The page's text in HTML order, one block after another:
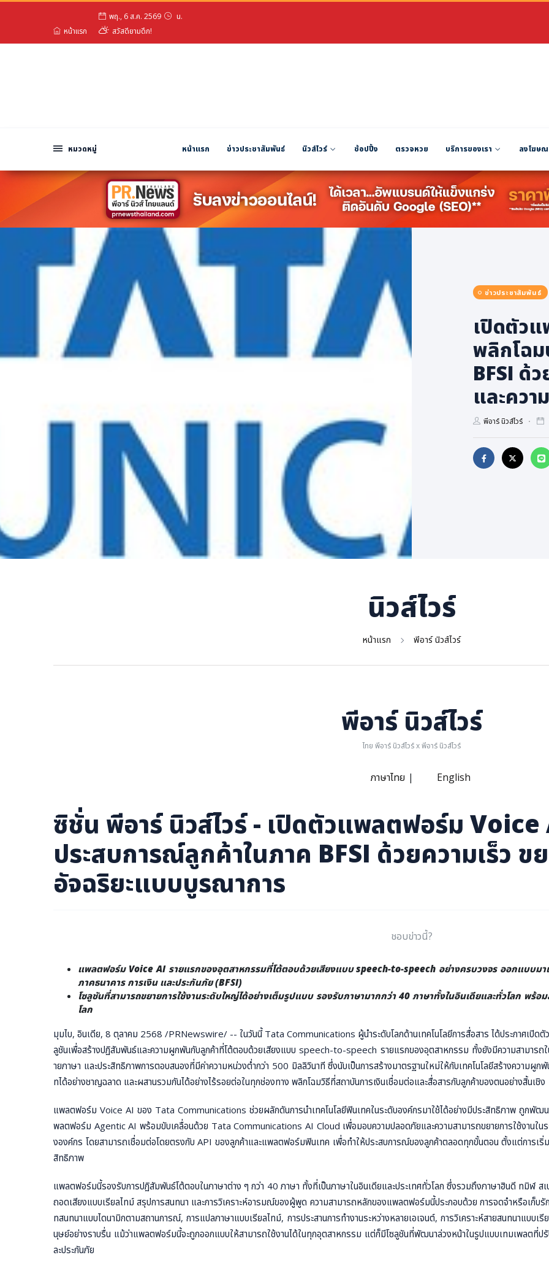
หมวดหมู่
นักแสดง, นักร้อง, โมเดล
อินฟลูเอนเซอร์
แฟชั่น
อาหาร, เครื่องดื่ม
โรงแรม, ที่พัก
สัตว์เลี้ยง
ศิลปะ, วัฒนธรรม
ศาสนา
พลังงาน, สิ่งแวดล้อม
ภาษาญี่ปุ่น
หน้าแรก
พฤ., 6 ส.ค. 2569
น.
สวัสดียามดึก!
หมวดหมู่ หน้าแรก ข่าวประชาสัมพันธ์ นิวส์ไวร์ ช้อปปิ้ง ตรวจหวย บริการของเรา ลงโฆษณ
ข่าวประชาสัมพันธ์
เปิดตัว
พลิกโฉม
BFSI ด้
และควา
พีอาร์ นิวส์ไวร์
นิวส์ไวร์
หน้าแรก พีอาร์ นิวส์ไวร์
พีอาร์ นิวส์ไวร์
ไทย พีอาร์ นิวส์ไวร์ x พีอาร์ นิวส์ไวร์
ภาษาไทย | English
ซิชั่น พีอาร์ นิวส์ไวร์ - เปิดตัวแพลตฟอร์ม Voice
ประสบการณ์ลูกค้าในภาค BFSI ด้วยความเร็ว ข
อัจฉริยะแบบบูรณาการ
ชอบข่าวนี้?
แพลตฟอร์ม Voice AI รายแรกของอุตสาหกรรมที่โต้ตอบด้วยเสียงแบบ speech-to-speech อย่างครบวงจร ออกแบบม
ภาคธนาคาร การเงิน และประกันภัย (BFSI)
โซลูชันที่สามารถขยายการใช้งานระดับใหญ่ได้อย่างเต็มรูปแบบ รองรับภาษามากกว่า 40 ภาษาทั้งในอินเดียและทั่วโลก พร้
โลก
มุมไบ, อินเดีย, 8 ตุลาคม 2568 /PRNewswire/ -- ในวันนี้ Tata Communications ผู้นำระดับโลกด้านเทคโนโลยีการสื่อสาร ได้ประกาศเปิ
ลูชันเพื่อสร้างปฏิสัมพันธ์และความผูกพันกับลูกค้าที่โต้ตอบด้วยเสียงแบบ speech-to-speech รายแรกของอุตสาหกรรม ทั้งยังมีความสามารถ
ายภาษา และประสิทธิภาพการตอบสนองที่มีค่าความหน่วงต่ำกว่า 500 มิลลิวินาที ซึ่งนับเป็นการสร้างมาตรฐานใหม่ให้กับเทคโนโลยีสร้างความผู
ทได้อย่างชาญฉลาด และผสานรวมกันได้อย่างไร้รอยต่อในทุกช่องทาง พลิกโฉมวิธีที่สถาบันการเงินเชื่อมต่อและสื่อสารกับลูกค้าของตนอย่างสิ้นเชิง
แพลตฟอร์ม Voice AI ของ Tata Communications ช่วยผลักดันการนำเทคโนโลยีฟินเทคในระดับองค์กรมาใช้ได้อย่างมีประสิทธิภาพ ถูกพัฒน
พลตฟอร์ม Agentic AI พร้อมขับเคลื่อนด้วย Tata Communications AI Cloud เพื่อมอบความปลอดภัยและความสามารถขยายการใช้งานใ
งองค์กร โดยสามารถเชื่อมต่อโดยตรงกับ API ของลูกค้าและแพลตฟอร์มฟินเทค เพื่อทำให้ประสบการณ์ของลูกค้าตลอดทุกขั้นตอน ตั้งแต่การเริ่
สิทธิภาพ
แพลตฟอร์มนี้รองรับการปฏิสัมพันธ์โต้ตอบในภาษาต่าง ๆ กว่า 40 ภาษา ทั้งที่เป็นภาษาในอินเดียและประเทศทั่วโลก ซึ่งรวมถึงภาษาฮินดี ทมิฬ ส
ถอดเสียงแบบเรียลไทม์ สรุปการสนทนา และการวิเคราะห์อารมณ์ของผู้พูด ความสามารถหลักของแพลตฟอร์มนี้ประกอบด้วย การจดจำหรือเก็บรั
ทสนทนาแบบไดนามิกตามสถานการณ์, การแปลภาษาแบบเรียลไทม์, การประสานการทำงานระหว่างหลายเอเจนต์, การวิเคราะห์สายสนทนาแบบเ
นุษย์อย่างราบรื่น แม้ว่าแพลตฟอร์มนี้จะถูกออกแบบให้สามารถใช้งานได้ในทุกอุตสาหกรรม แต่ก็มีโซลูชันที่พัฒนาล่วงหน้าในรูปแบบเทมเพลตที่ปรั
ละประกันภัย